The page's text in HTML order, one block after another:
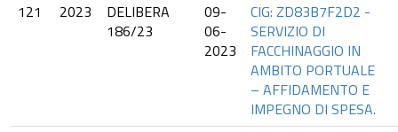
121
2023
DELIBERA
186/23
09-
06-
2023
CIG: ZD83B7F2D2 -
SERVIZIO DI
FACCHINAGGIO IN
AMBITO PORTUALE
– AFFIDAMENTO E
IMPEGNO DI SPESA.